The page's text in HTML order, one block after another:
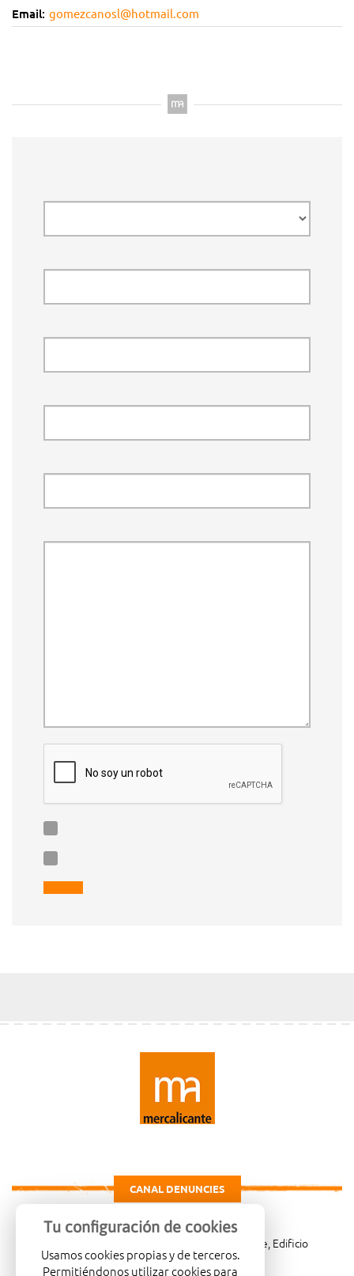
Email: gomezcanosl@hotmail.com
CANAL DENUNCIES
Carretera de Madrid Km. 4, 03007 Alicante, Edificio
Administrativo, planta 3ª
Tu configuración de cookies
Usamos cookies propias y de terceros.
Permitiéndonos utilizar cookies para